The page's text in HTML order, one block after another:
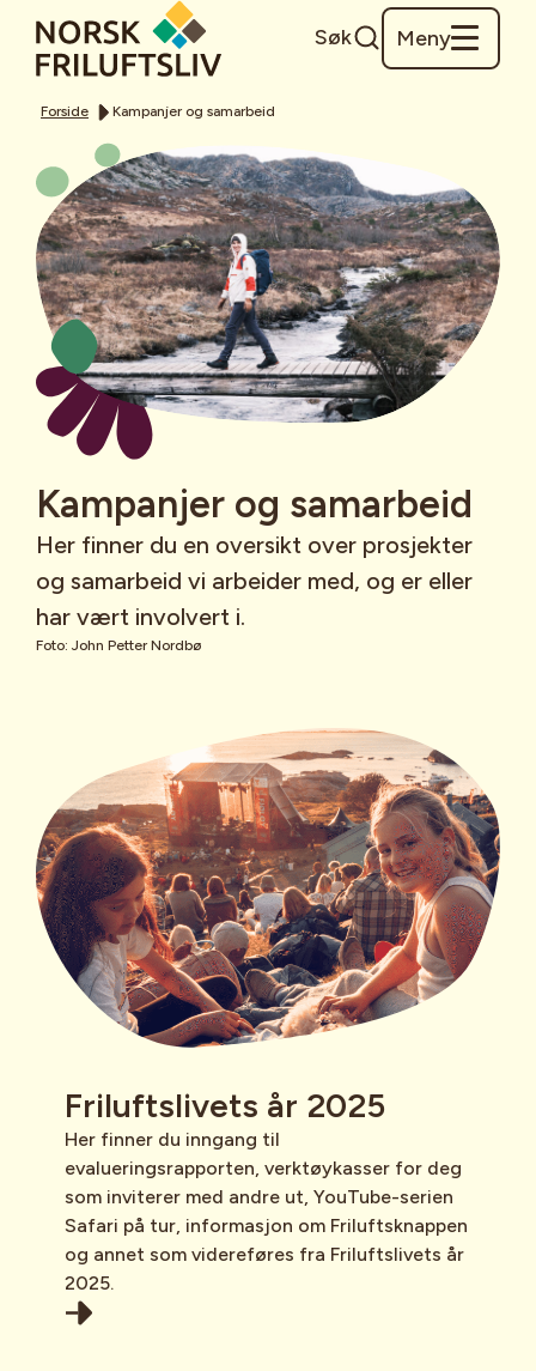
Søk Meny
Forside Kampanjer og samarbeid
Kampanjer og samarbeid
Her finner du en oversikt over prosjekter
og samarbeid vi arbeider med, og er eller
har vært involvert i.
Foto: John Petter Nordbø
Friluftslivets år 2025
Her finner du inngang til
evalueringsrapporten, verktøykasser for deg
som inviterer med andre ut, YouTube-serien
Safari på tur, informasjon om Friluftsknappen
og annet som videreføres fra Friluftslivets år
2025.